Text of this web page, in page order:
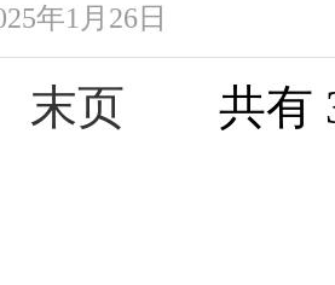
年1月26日
末页 共有